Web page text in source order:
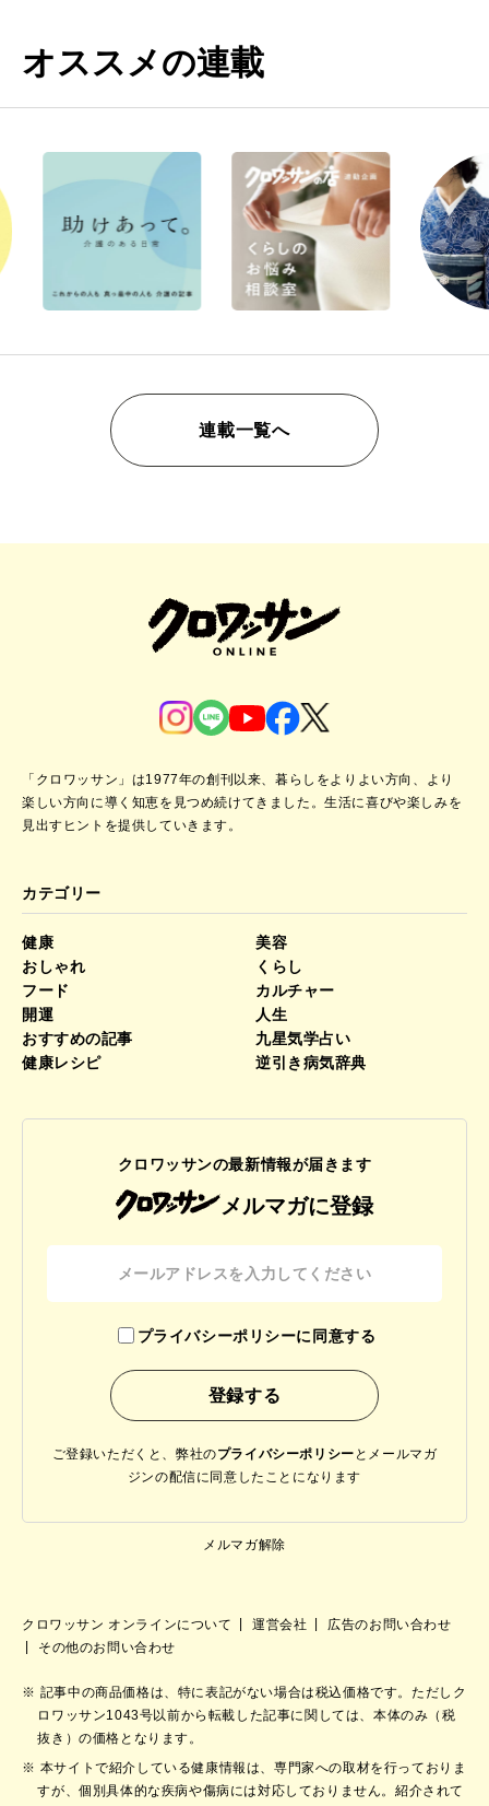
オススメの連載
連載一覧へ
「クロワッサン」は1977年の創刊以来、暮らしをよりよい方向、より
楽しい方向に導く知恵を見つめ続けてきました。生活に喜びや楽しみを
見出すヒントを提供していきます。
カテゴリー
健康
美容
おしゃれ
くらし
フード
カルチャー
開運
人生
おすすめの記事
九星気学占い
健康レシピ
逆引き病気辞典
クロワッサンの最新情報が届きます
メルマガに登録
プライバシーポリシーに同意する
ご登録いただくと、弊社のプライバシーポリシー と メールマガ
ジンの配信に同意したことになります
メルマガ解除
クロワッサン オンラインについて 運営会社
広告のお問い合わせ
その他のお問い合わせ
記事中の商品価格は、特に表記がない場合は税込価格です。ただしク
ロワッサン1043号以前から転載した記事に関しては、本体のみ（税
抜き）の価格となります。
本サイトで紹介している健康情報は、専門家への取材を行っておりま
すが、個別具体的な疾病や傷病には対応しておりません。紹介されて